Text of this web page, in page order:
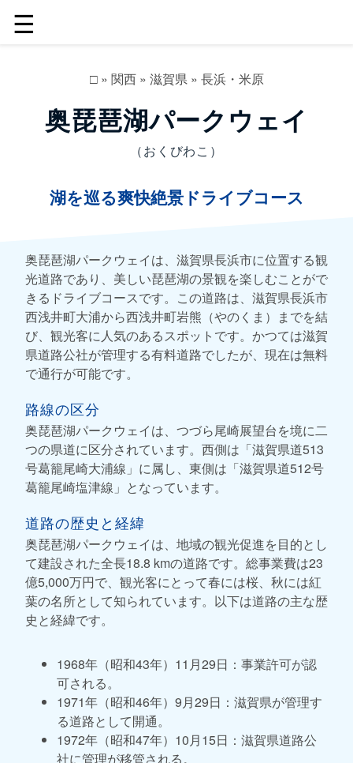
☰
□» 関西» 滋賀県» 長浜・米原
奥琵琶湖パークウェイ
（おくびわこ）
湖を巡る爽快絶景ドライブコース
奥琵琶湖パークウェイは、滋賀県長浜市に位置する観
光道路であり、美しい琵琶湖の景観を楽しむことがで
きるドライブコースです。この道路は、滋賀県長浜市
西浅井町大浦から西浅井町岩熊（やのくま）までを結
び、観光客に人気のあるスポットです。かつては滋賀
県道路公社が管理する有料道路でしたが、現在は無料
で通行が可能です。
路線の区分
奥琵琶湖パークウェイは、つづら尾崎展望台を境に二
つの県道に区分されています。西側は「滋賀県道513
号葛籠尾崎大浦線」に属し、東側は「滋賀県道512号
葛籠尾崎塩津線」となっています。
道路の歴史と経緯
奥琵琶湖パークウェイは、地域の観光促進を目的とし
て建設された全長18.8 kmの道路です。総事業費は23
億5,000万円で、観光客にとって春には桜、秋には紅
葉の名所として知られています。以下は道路の主な歴
史と経緯です。
1968年（昭和43年）11月29日：事業許可が認
可される。
1971年（昭和46年）9月29日：滋賀県が管理す
る道路として開通。
1972年（昭和47年）10月15日：滋賀県道路公
社に管理が移管される。